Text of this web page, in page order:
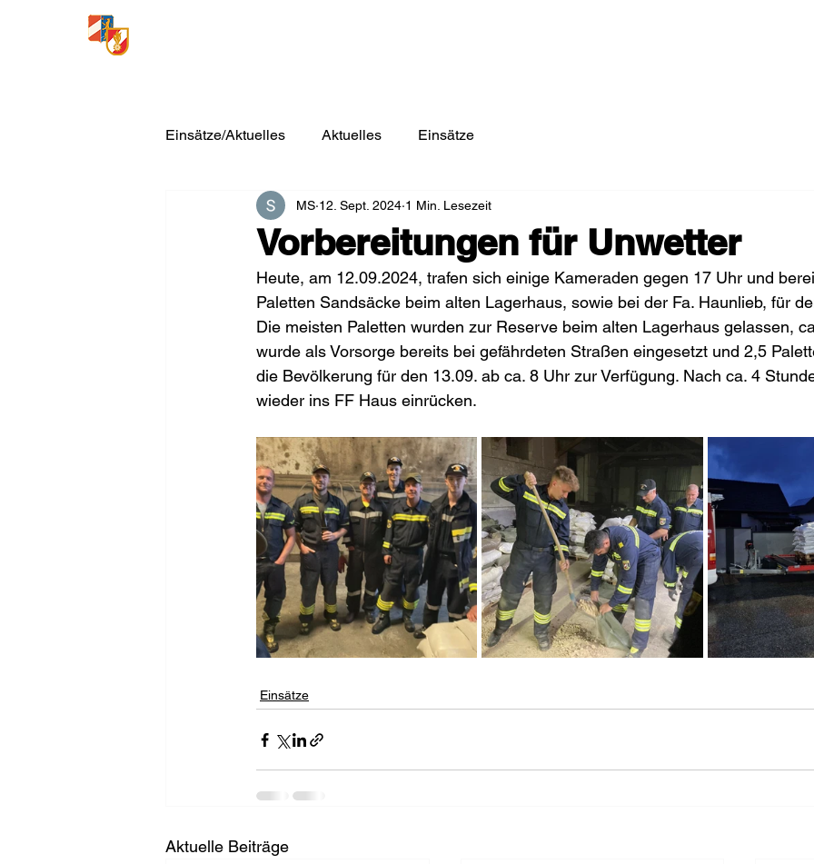
Einsätze/Aktuelles Aktuelles Einsätze
Vorbereitungen für Unwetter
MS 12. Sept. 2024 1 Min. Lesezeit
Heute, am 12.09.2024, trafen sich einige Kameraden gegen 17 Uhr und
Paletten Sandsäcke beim alten Lagerhaus, sowie bei der Fa. Haunlieb, für
Die meisten Paletten wurden zur Reserve beim alten Lagerhaus gelassen,
wurde als Vorsorge bereits bei gefährdeten Straßen eingesetzt und 2,5
die Bevölkerung für den 13.09. ab ca. 8 Uhr zur Verfügung. Nach ca. 4
wieder ins FF Haus einrücken.
Einsätze
Aktuelle Beiträge